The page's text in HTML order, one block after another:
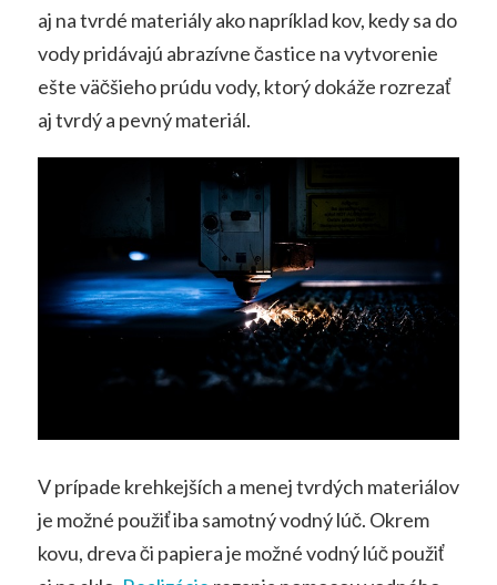
aj na tvrdé materiály ako napríklad kov, kedy sa do
vody pridávajú abrazívne častice na vytvorenie
ešte väčšieho prúdu vody, ktorý dokáže rozrezať
aj tvrdý a pevný materiál.
V prípade krehkejších a menej tvrdých materiálov
je možné použiť iba samotný vodný lúč. Okrem
kovu, dreva či papiera je možné vodný lúč použiť